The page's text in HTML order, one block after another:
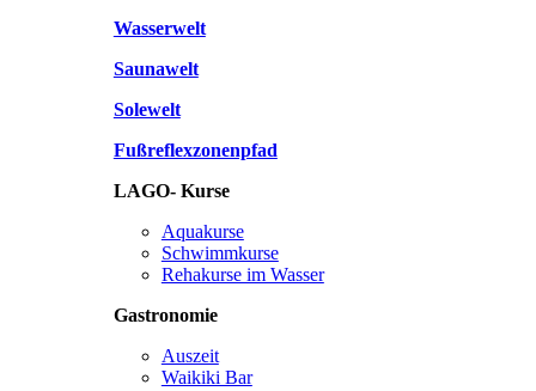
Wasserwelt
Saunawelt
Solewelt
Fußreflexzonenpfad
LAGO- Kurse
Aquakurse
Schwimmkurse
Rehakurse im Wasser
Gastronomie
Auszeit
Waikiki Bar